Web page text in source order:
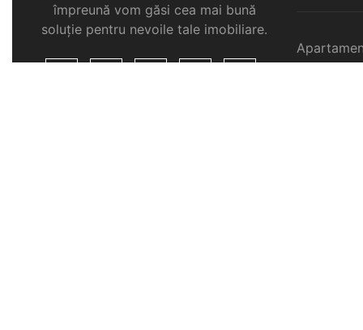
împreună vom găsi cea mai bună
soluție pentru nevoile tale imobiliare.